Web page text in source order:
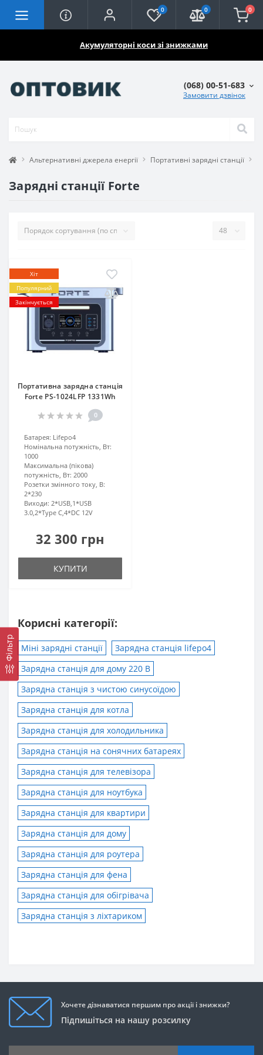
Акумуляторні коси зі знижками
0 0 0
(068) 00-51-683
Замовити дзвінок
Альтернативні джерела енергії Портативні зарядні станції
Зарядні станції Forte
Фільтр
Хіт
Популярний
Закінчується
Портативна зарядна станція
Forte PS-1024LFP 1331Wh
0
Батарея: Lifepo4
Номінальна потужність, Вт:
1000
Максимальна (пікова)
потужність, Вт: 2000
Розетки змінного току, В:
2*230
Виходи: 2*USB,1*USB
3.0,2*Type C,4*DC 12V
32 300 грн
КУПИТИ
Корисні категорії:
Міні зарядні станції
Зарядна станція lifepo4
Зарядна станція для дому 220 В
Зарядна станція з чистою синусоїдою
Зарядна станція для котла
Зарядна станція для холодильника
Зарядна станція на сонячних батареях
Зарядна станція для телевізора
Зарядна станція для ноутбука
Зарядна станція для квартири
Зарядна станція для дому
Зарядна станція для роутера
Зарядна станція для фена
Зарядна станція для обігрівача
Зарядна станція з ліхтариком
Хочете дізнаватися першим про акції і знижки?
Підпишіться на нашу розсилку